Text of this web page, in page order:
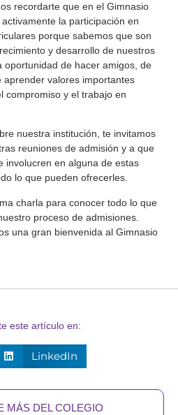
recordarte que en el Gimnasio
la participación en
porque sabemos que son
y desarrollo de nuestros
oportunidad de hacer amigos, de
valores importantes
compromiso y el trabajo en
nuestra institución, te invitamos
reuniones de admisión y a que
involucren en alguna de estas
lo que pueden ofrecerles.
charla para conocer todo lo que
proceso de admisiones.
una gran bienvenida al Gimnasio
este artículo en:
LinkedIn
MÁS DEL COLEGIO